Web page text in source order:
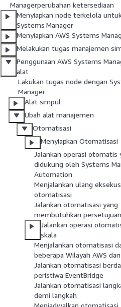
Managerperubahan ketersediaan
Menyiapkan node terkelola
Systems Manager
Menyiapkan AWS Systems
Melakukan tugas manajemen
Penggunaan AWS Systems
alat
Lakukan tugas node dengan
Manager
Alat simpul
Ubah alat manajemen
Otomatisasi
Menyiapkan Otomatisasi
Jalankan operasi otomatis
didukung oleh Systems
Automation
Menjalankan ulang
otomatisasi
Jalankan otomatisasi yang
membutuhkan persetujuan
Jalankan operasi
skala
Menjalankan otomatisasi
beberapa Wilayah AWS
Jalankan otomatisasi
peristiwa EventBridge
Jalankan otomatisasi
demi langkah